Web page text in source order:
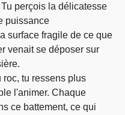
perçois la délicatesse
puissance
surface fragile de ce que
venait se déposer sur
roc, tu ressens plus
l'animer. Chaque
ce battement, ce qui